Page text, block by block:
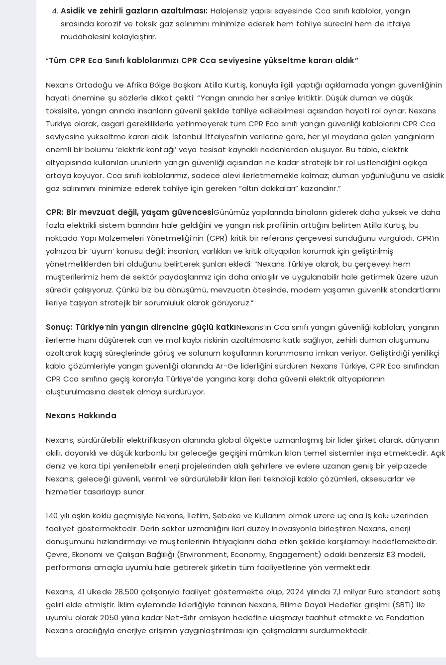
Asidik ve zehirli gazların azaltılması: Halojensiz yapısı sayesinde Cca sınıfı kablolar, yangın
sırasında korozif ve toksik gaz salınımını minimize ederek hem tahliye sürecini hem de itfaiye
müdahalesini kolaylaştırır.
“Tüm CPR Eca Sınıfı kablolarımızı CPR Cca seviyesine yükseltme kararı aldık”
Nexans Ortadoğu ve Afrika Bölge Başkanı Atilla Kurtiş, konuyla ilgili yaptığı açıklamada yangın güvenliğinin
hayati önemine şu sözlerle dikkat çekti: “Yangın anında her saniye kritiktir. Düşük duman ve düşük
toksisite, yangın anında insanların güvenli şekilde tahliye edilebilmesi açısından hayati rol oynar. Nexans
Türkiye olarak, asgari gerekliliklerle yetinmeyerek tüm CPR Eca sınıfı yangın güvenliği kablolarını CPR Cca
seviyesine yükseltme kararı aldık. İstanbul İtfaiyesi’nin verilerine göre, her yıl meydana gelen yangınların
önemli bir bölümü ‘elektrik kontağı’ veya tesisat kaynaklı nedenlerden oluşuyor. Bu tablo, elektrik
altyapısında kullanılan ürünlerin yangın güvenliği açısından ne kadar stratejik bir rol üstlendiğini açıkça
ortaya koyuyor. Cca sınıfı kablolarımız, sadece alevi ilerletmemekle kalmaz; duman yoğunluğunu ve asidik
gaz salınımını minimize ederek tahliye için gereken “altın dakikaları” kazandırır.”
CPR: Bir mevzuat değil, yaşam güvencesiGünümüz yapılarında binaların giderek daha yüksek ve daha
fazla elektrikli sistem barındırır hale geldiğini ve yangın risk profilinin arttığını belirten Atilla Kurtiş, bu
noktada Yapı Malzemeleri Yönetmeliği’nin (CPR) kritik bir referans çerçevesi sunduğunu vurguladı. CPR’ın
yalnızca bir ‘uyum’ konusu değil; insanları, varlıkları ve kritik altyapıları korumak için geliştirilmiş
yönetmeliklerden biri olduğunu belirterek şunları ekledi: “Nexans Türkiye olarak, bu çerçeveyi hem
müşterilerimiz hem de sektör paydaşlarımız için daha anlaşılır ve uygulanabilir hale getirmek üzere uzun
süredir çalışıyoruz. Çünkü biz bu dönüşümü, mevzuatın ötesinde, modern yaşamın güvenlik standartlarını
ileriye taşıyan stratejik bir sorumluluk olarak görüyoruz.”
Sonuç: Türkiye’nin yangın direncine güçlü katkıNexans’ın Cca sınıfı yangın güvenliği kabloları, yangının
ilerleme hızını düşürerek can ve mal kaybı riskinin azaltılmasına katkı sağlıyor, zehirli duman oluşumunu
azaltarak kaçış süreçlerinde görüş ve solunum koşullarının korunmasına imkan veriyor. Geliştirdiği yenilikçi
kablo çözümleriyle yangın güvenliği alanında Ar-Ge liderliğini sürdüren Nexans Türkiye, CPR Eca sınıfından
CPR Cca sınıfına geçiş kararıyla Türkiye’de yangına karşı daha güvenli elektrik altyapılarının
oluşturulmasına destek olmayı sürdürüyor.
Nexans Hakkında
Nexans, sürdürülebilir elektrifikasyon alanında global ölçekte uzmanlaşmış bir lider şirket olarak, dünyanın
akıllı, dayanıklı ve düşük karbonlu bir geleceğe geçişini mümkün kılan temel sistemler inşa etmektedir. Açık
deniz ve kara tipi yenilenebilir enerji projelerinden akıllı şehirlere ve evlere uzanan geniş bir yelpazede
Nexans; geleceği güvenli, verimli ve sürdürülebilir kılan ileri teknoloji kablo çözümleri, aksesuarlar ve
hizmetler tasarlayıp sunar.
140 yılı aşkın köklü geçmişiyle Nexans, İletim, Şebeke ve Kullanım olmak üzere üç ana iş kolu üzerinden
faaliyet göstermektedir. Derin sektör uzmanlığını ileri düzey inovasyonla birleştiren Nexans, enerji
dönüşümünü hızlandırmayı ve müşterilerinin ihtiyaçlarını daha etkin şekilde karşılamayı hedeflemektedir.
Çevre, Ekonomi ve Çalışan Bağlılığı (Environment, Economy, Engagement) odaklı benzersiz E3 modeli,
performansı amaçla uyumlu hale getirerek şirketin tüm faaliyetlerine yön vermektedir.
Nexans, 41 ülkede 28.500 çalışanıyla faaliyet göstermekte olup, 2024 yılında 7,1 milyar Euro standart satış
geliri elde etmiştir. İklim eyleminde liderliğiyle tanınan Nexans, Bilime Dayalı Hedefler girişimi (SBTi) ile
uyumlu olarak 2050 yılına kadar Net-Sıfır emisyon hedefine ulaşmayı taahhüt etmekte ve Fondation
Nexans aracılığıyla enerjiye erişimin yaygınlaştırılması için çalışmalarını sürdürmektedir.